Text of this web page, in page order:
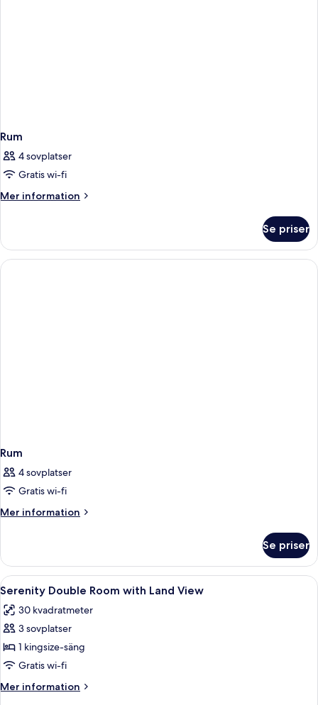
Rum
4 sovplatser
Gratis wi-fi
Mer information
Mer
Se priser
Rum
4 sovplatser
Gratis wi-fi
Mer information
Mer
Se priser
Öppna
alla
foton
för
Serenity
Double
Room
with
Skrivbord, mörkläggningsgardiner,
6
Serenity Double Room with Land View
30 kvadratmeter
3 sovplatser
1 kingsize-säng
Gratis wi-fi
Mer information
Mer